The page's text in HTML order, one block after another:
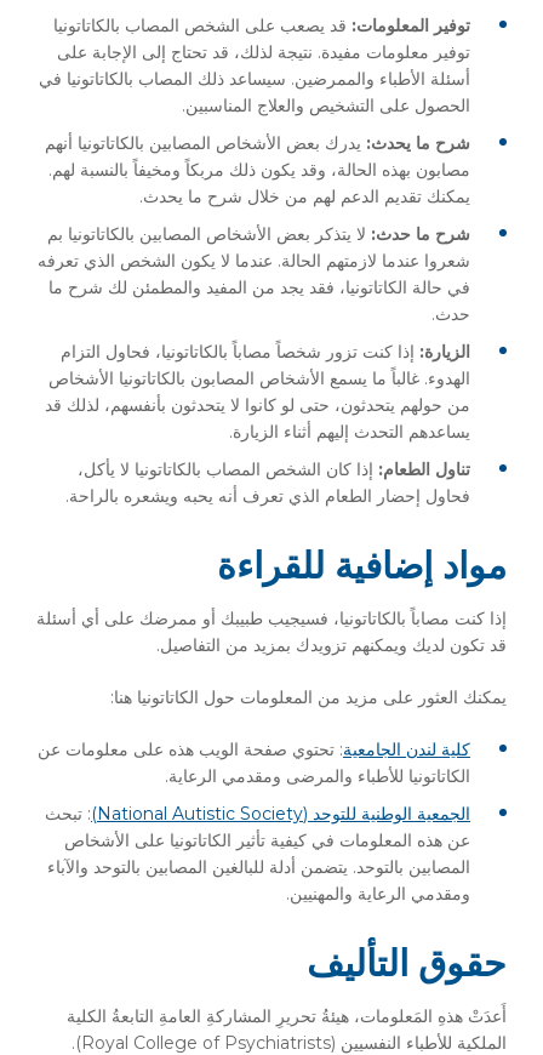
توفير المعلومات: قد يصعب على الشخص المصاب بالكاتاتونيا
توفير معلومات مفيدة. نتيجة لذلك، قد تحتاج إلى الإجابة على
أسئلة الأطباء والممرضين. سيساعد ذلك المصاب بالكاتاتونيا في
الحصول على التشخيص والعلاج المناسبين.
شرح ما يحدث: يدرك بعض الأشخاص المصابين بالكاتاتونيا أنهم
مصابون بهذه الحالة، وقد يكون ذلك مربكاً ومخيفاً بالنسبة لهم.
يمكنك تقديم الدعم لهم من خلال شرح ما يحدث.
شرح ما حدث: لا يتذكر بعض الأشخاص المصابين بالكاتاتونيا بم
شعروا عندما لازمتهم الحالة. عندما لا يكون الشخص الذي تعرفه
في حالة الكاتاتونيا، فقد يجد من المفيد والمطمئن لك شرح ما
حدث.
الزيارة: إذا كنت تزور شخصاً مصاباً بالكاتاتونيا، فحاول التزام
الهدوء. غالباً ما يسمع الأشخاص المصابون بالكاتاتونيا الأشخاص
من حولهم يتحدثون، حتى لو كانوا لا يتحدثون بأنفسهم، لذلك قد
يساعدهم التحدث إليهم أثناء الزيارة.
تناول الطعام: إذا كان الشخص المصاب بالكاتاتونيا لا يأكل،
فحاول إحضار الطعام الذي تعرف أنه يحبه ويشعره بالراحة.
مواد إضافية للقراءة
إذا كنت مصاباً بالكاتاتونيا، فسيجيب طبيبك أو ممرضك على أي أسئلة
قد تكون لديك ويمكنهم تزويدك بمزيد من التفاصيل.
يمكنك العثور على مزيد من المعلومات حول الكاتاتونيا هنا:
كلية لندن الجامعية: تحتوي صفحة الويب هذه على معلومات عن
الكاتاتونيا للأطباء والمرضى ومقدمي الرعاية.
الجمعية الوطنية للتوحد (National Autistic Society)
: تبحث
عن هذه المعلومات في كيفية تأثير الكاتاتونيا على الأشخاص
المصابين بالتوحد. يتضمن أدلة للبالغين المصابين بالتوحد والآباء
ومقدمي الرعاية والمهنيين.
حقوق التأليف
أَعدَتْ هذهِ المَعلومات، هيئةُ تحريرِ المشاركةِ العامةِ التابعةُ الكلية
الملكية للأطباء النفسيين (Royal College of Psychiatrists).